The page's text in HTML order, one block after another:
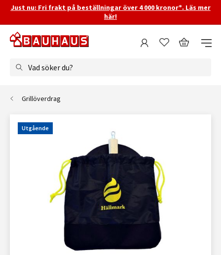
Just nu: Fri frakt på beställningar över 4 000 kronor*. Läs mer
här!
Vad söker du?
Grillöverdrag
Utgående